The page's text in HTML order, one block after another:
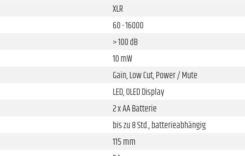
XLR
60 - 16000
> 100 dB
10 mW
Gain, Low Cut, Power / Mute
LED, OLED Display
2 x AA Batterie
bis zu 8 Std., batterieabhängig
115 mm